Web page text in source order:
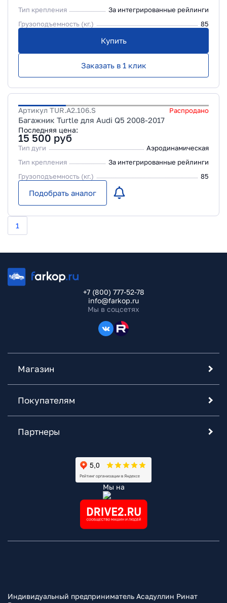
Тип крепления
За интегрированные рейлинги
Грузоподъемность (кг.)
85
Купить
Заказать в 1 клик
Артикул TUR.A2.106.S Распродано
Багажник Turtle для Audi Q5 2008-2017
Последняя цена:
15 500 руб
Тип дуги
Аэродинамическая
Тип крепления
За интегрированные рейлинги
Грузоподъемность (кг.)
85
Подобрать аналог
1
+7 (800) 777-52-78
info@farkop.ru
Мы в соцсетях
Магазин
Покупателям
Партнеры
Мы на
Индивидуальный предприниматель Асадуллин Ринат